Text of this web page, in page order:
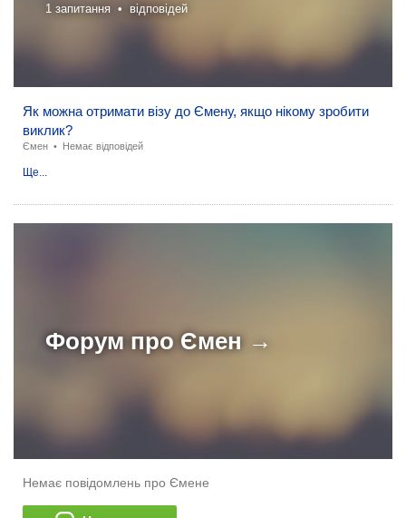
1 запитання • відповідей
Як можна отримати візу до Ємену, якщо нікому зробити
виклик?
Ємен • Немає відповідей
Ще...
Форум проЄмен →
Немає повідомлень про Ємене